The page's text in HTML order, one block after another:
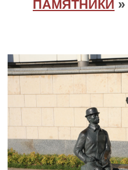
ПАМЯТНИКИ »